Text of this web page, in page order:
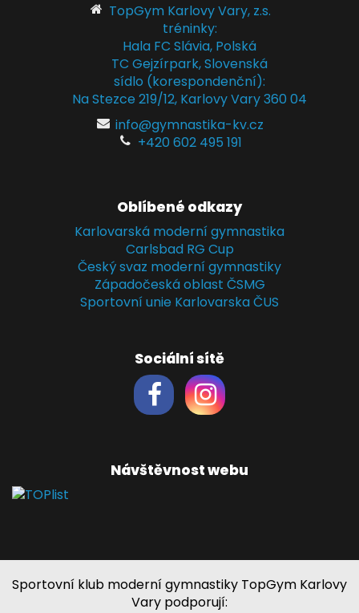
TopGym Karlovy Vary, z.s.
tréninky:
Hala FC Slávia, Polská
TC Gejzírpark, Slovenská
sídlo (korespondenční):
Na Stezce 219/12, Karlovy Vary 360 04
info@gymnastika-kv.cz
+420 602 495 191
Oblíbené odkazy
Karlovarská moderní gymnastika
Carlsbad RG Cup
Český svaz moderní gymnastiky
Západočeská oblast ČSMG
Sportovní unie Karlovarska ČUS
Sociální sítě
Návštěvnost webu
Sportovní klub moderní gymnastiky TopGym Karlovy
Vary podporují: